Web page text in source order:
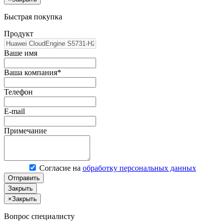
Быстрая покупка
Продукт
Ваше имя
Ваша компания*
Телефон
E-mail
Примечание
Согласие на обработку персональных данных
Отправить
Закрыть
×Закрыть
Вопрос специалисту